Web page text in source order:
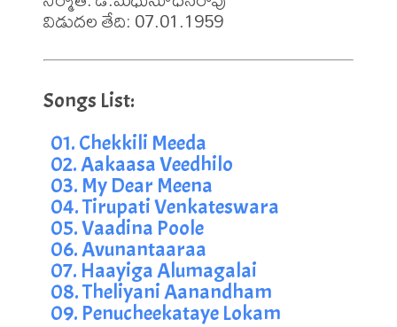
విడుదల తేది: 07.01.1959
01. Chekkili Meeda
02. Aakaasa Veedhilo
03. My Dear Meena
04. Tirupati Venkateswara
05. Vaadina Poole
06. Avunantaaraa
07. Haayiga Alumagalai
08. Theliyani Aanandham
09. Penucheekataye Lokam